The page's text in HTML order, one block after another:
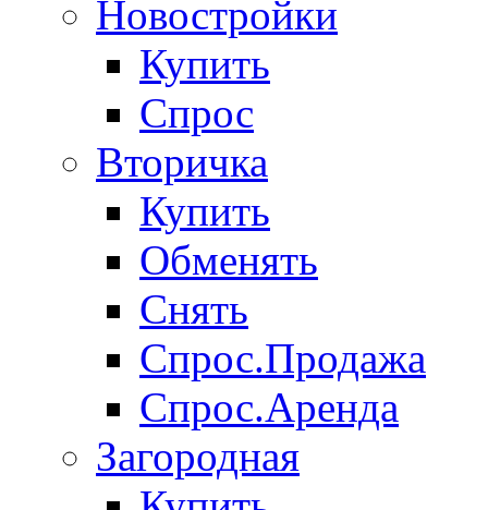
Новостройки
Купить
Спрос
Вторичка
Купить
Обменять
Снять
Спрос.Продажа
Спрос.Аренда
Загородная